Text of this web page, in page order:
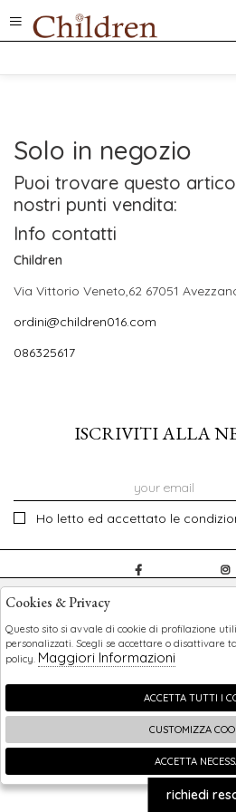
Solo in negozio
Puoi trovare questo
nostri punti vendita:
Info contatti
Children
Via Vittorio Veneto,62 67051
ordini@children016.com
086325617
ISCRIVITI ALLA
Ho letto ed accettato le
EXTRA
🍪
richiedi
Cookies & Privacy
Questo sito si avvale di cookie di profilazione
personalizzati. Scegli se accettare o disattivare
policy. Maggiori Informazioni
ACCETTA TUTTI I
CUSTOMIZZA
ACCETTA